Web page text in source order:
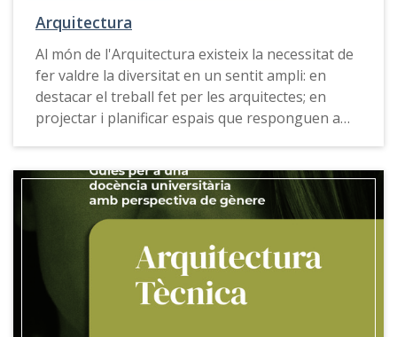
Arquitectura
Al món de l'Arquitectura existeix la necessitat de
fer valdre la diversitat en un sentit ampli: en
destacar el treball fet per les arquitectes; en
projectar i planificar espais que responguen a
diferents maneres d'exercir la professió,
considerades tradicionalment com a "menors"
(com ara el comissariat d'exposicions o el
paisatgisme); i en promocionar les dones com a
promotores, constructores i usuàries.
LaGuia per a una docència universitària amb